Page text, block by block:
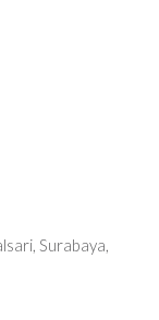
Surabaya,